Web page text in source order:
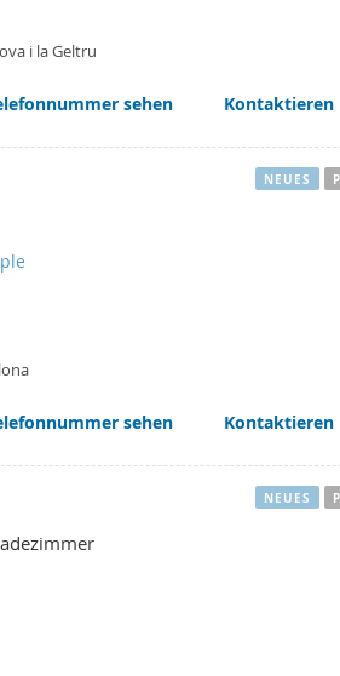
i la Geltru
sehen Kontaktieren
sehen Kontaktieren
NEUES
NEUES